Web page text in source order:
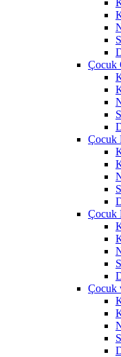
Çocuk
Çocuk
Çocuk
Çocuk